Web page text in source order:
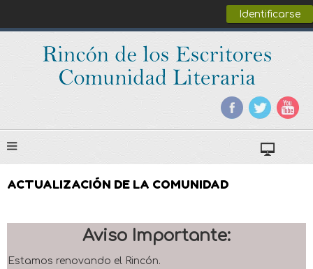
Identificarse
ACTUALIZACIÓN DE LA COMUNIDAD
Aviso Importante:
Estamos renovando el Rincón.